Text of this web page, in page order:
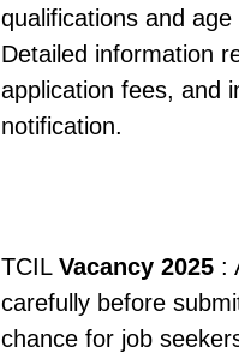
qualifications and
Detailed information
application fees, and
notification.
TCIL Vacancy 2025 :
carefully before
chance for job